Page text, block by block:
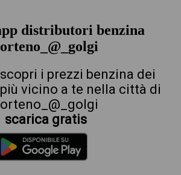
distributori benzina
i prezzi benzina dei
vicino a te nella città di
scarica gratis